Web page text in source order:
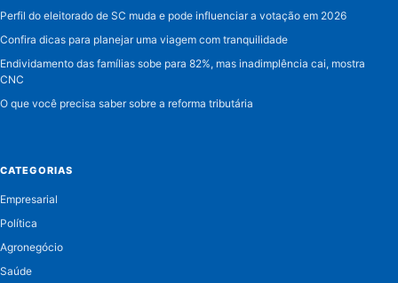
Perfil do eleitorado de SC muda e pode influenciar a votação em 2026
Confira dicas para planejar uma viagem com tranquilidade
Endividamento das famílias sobe para 82%, mas inadimplência cai, mostra
CNC
O que você precisa saber sobre a reforma tributária
CATEGORIAS
Empresarial
Política
Agronegócio
Saúde